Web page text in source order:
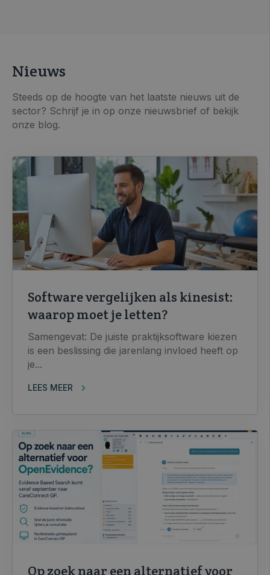
Nieuws
Steeds op de hoogte van het laatste nieuws uit de
sector? Schrijf je in op onze nieuwsbrief of bekijk
onze blog.
Software vergelijken als kinesist:
waarop moet je letten?
Samengevat: De juiste praktijksoftware kiezen
is een beslissing die jarenlang invloed heeft op
je...
LEES MEER
Op zoek naar een alternatief voor